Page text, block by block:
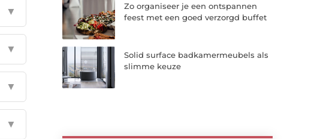
▼
▼
▼
▼
Zo organiseer je een ontspannen
feest met een goed verzorgd buffet
Solid surface badkamermeubels als
slimme keuze